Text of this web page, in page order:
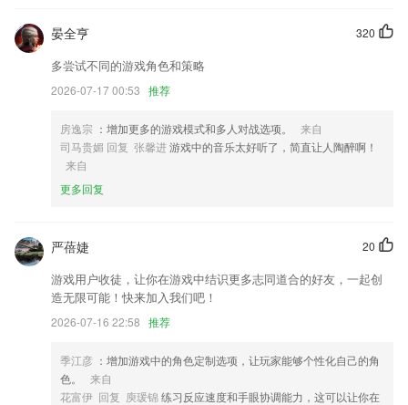
活动内容调整
灵活设置定时任务
增加闪退的日志捕捉反馈。
规范隐私政策
以上就是电玩捕鱼手机版下载的介绍，如果您喜欢这款软件，您可以到应
用商店进行打分评论，说出您的使用经历，以帮助我们更好的对产品进行
320
晏全亨
多尝试不同的游戏角色和策略
2026-07-17 00:53 推荐
房逸宗 ：增加更多的游戏模式和多人对战选项。
来自
司马贵媚 回复 张馨进游戏中的音乐太好听了，简直让人陶醉啊！
来自
更多回复
20
严蓓婕
游戏用户收徒，让你在游戏中结识更多志同道合的好友，一起创
造无限可能！快来加入我们吧！
2026-07-16 22:58 推荐
季江彦 ：增加游戏中的角色定制选项，让玩家能够个性化自己的角
色。
来自
花富伊 回复 庾瑗锦练习反应速度和手眼协调能力，这可以让你在